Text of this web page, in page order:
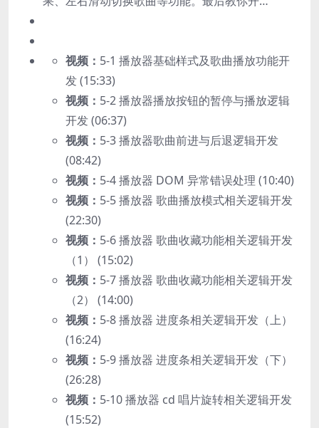
视频： 5-1 播放器基础样式及歌曲播放功能开
发 (15:33)
视频： 5-2 播放器播放按钮的暂停与播放逻辑
开发 (06:37)
视频： 5-3 播放器歌曲前进与后退逻辑开发
(08:42)
视频： 5-4 播放器 DOM 异常错误处理 (10:40)
视频： 5-5 播放器 歌曲播放模式相关逻辑开发
(22:30)
视频： 5-6 播放器 歌曲收藏功能相关逻辑开发
（1） (15:02)
视频： 5-7 播放器 歌曲收藏功能相关逻辑开发
（2） (14:00)
视频： 5-8 播放器 进度条相关逻辑开发（上）
(16:24)
视频： 5-9 播放器 进度条相关逻辑开发（下）
(26:28)
视频： 5-10 播放器 cd 唱片旋转相关逻辑开发
(15:52)